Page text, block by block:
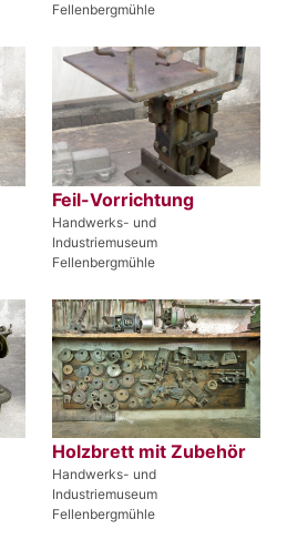
Fellenbergmühle
Feil-Vorrichtung
Handwerks- und
Industriemuseum
Fellenbergmühle
Holzbrett mit Zubehör
Handwerks- und
Industriemuseum
Fellenbergmühle